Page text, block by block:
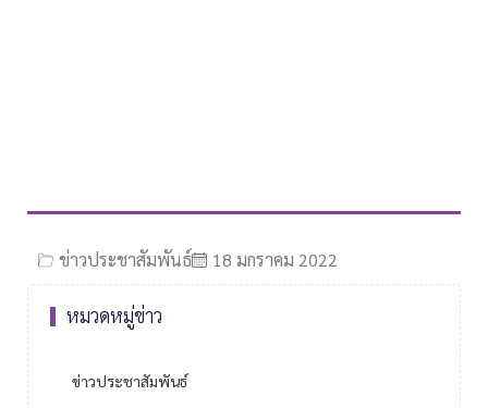
ข่าวประชาสัมพันธ์ 18 มกราคม 2022
หมวดหมู่ข่าว
ข่าวประชาสัมพันธ์